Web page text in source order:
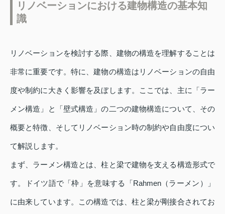
リノベーションにおける建物構造の基本知
識
リノベーションを検討する際、建物の構造を理解することは
非常に重要です。特に、建物の構造はリノベーションの自由
度や制約に大きく影響を及ぼします。ここでは、主に「ラー
メン構造」と「壁式構造」の二つの建物構造について、その
概要と特徴、そしてリノベーション時の制約や自由度につい
て解説します。
まず、ラーメン構造とは、柱と梁で建物を支える構造形式で
す。ドイツ語で「枠」を意味する「Rahmen（ラーメン）」
に由来しています。この構造では、柱と梁が剛接合されてお